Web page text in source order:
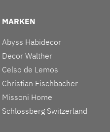
MARKEN
Abyss Habidecor
Decor Walther
Celso de Lemos
Christian Fischbacher
Missoni Home
Schlossberg Switzerland